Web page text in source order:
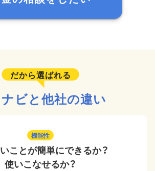
だから選ばれる
ビと他社の違い
機能性
ことが簡単にできるか？
使いこなせるか？